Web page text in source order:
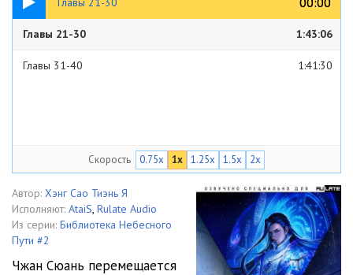
Главы 21-30 1:43:06
Главы 31-40 1:41:30
Скорость 0.75x 1x 1.25x 1.5x 2x
Автор: Хэнг Сао Тиэнь Я
Исполняют: AtaiS, Rulate Audio
Из серии: Библиотека Небесного
Пути #2
Чжан Сюань перемещается